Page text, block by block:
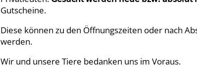
Gutscheine.
Diese können zu den Öffnungszeiten oder nach
werden.
Wir und unsere Tiere bedanken uns im Voraus.